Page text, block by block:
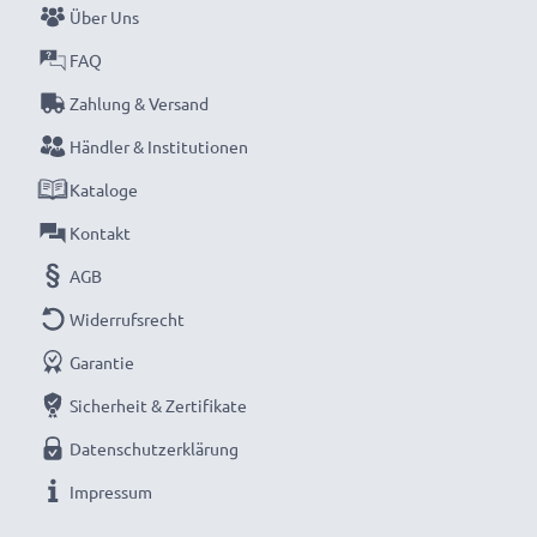
Schnelle Lieferung. 30 Tage Rückgaberecht.
Bestellen Sie jetzt!
Über Uns
FAQ
Zahlung & Versand
Händler & Institutionen
Kataloge
Kontakt
AGB
Widerrufsrecht
Garantie
Sicherheit & Zertifikate
Datenschutzerklärung
Impressum